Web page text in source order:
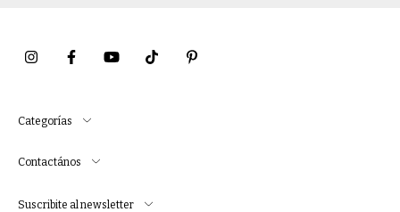
Categorías
Contactános
Suscribite al newsletter